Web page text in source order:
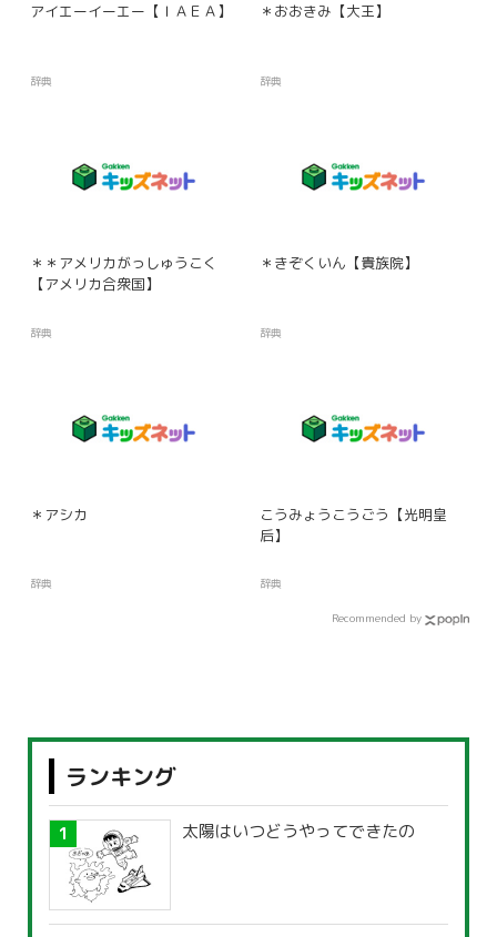
アイエーイーエー【ＩＡＥＡ】
辞典
＊おおきみ【大王】
辞典
＊＊アメリカがっしゅうこく
【アメリカ合衆国】
辞典
＊きぞくいん【貴族院】
辞典
＊アシカ
辞典
こうみょうこうごう【光明皇
后】
辞典
Recommended by
ランキング
太陽はいつどうやってできたの